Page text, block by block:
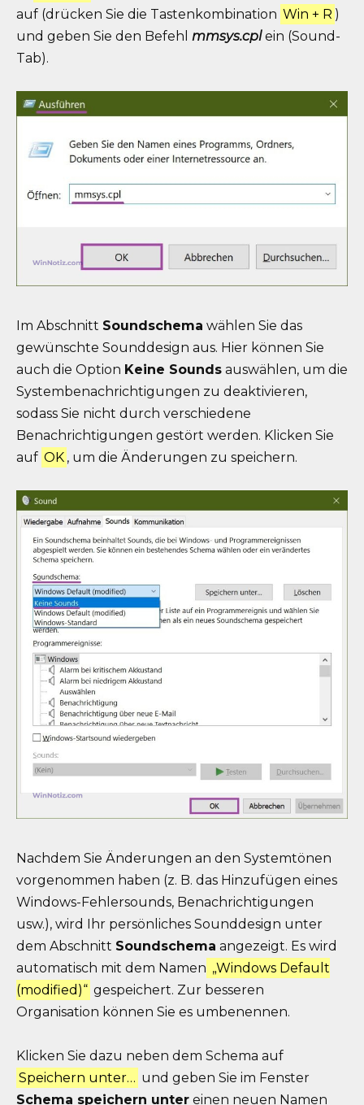
auf (drücken Sie die Tastenkombination Win + R )
und geben Sie den Befehl mmsys.cplein (Sound-
Tab).
Im Abschnitt Soundschema wählen Sie das
gewünschte Sounddesign aus. Hier können Sie
auch die Option Keine Sounds auswählen, um die
Systembenachrichtigungen zu deaktivieren,
sodass Sie nicht durch verschiedene
Benachrichtigungen gestört werden. Klicken Sie
auf OK , um die Änderungen zu speichern.
Nachdem Sie Änderungen an den Systemtönen
vorgenommen haben (z. B. das Hinzufügen eines
Windows-Fehlersounds, Benachrichtigungen
usw.), wird Ihr persönliches Sounddesign unter
dem Abschnitt Soundschema angezeigt. Es wird
automatisch mit dem Namen „Windows Default
(modified)“ gespeichert. Zur besseren
Organisation können Sie es umbenennen.
Klicken Sie dazu neben dem Schema auf
Speichern unter… und geben Sie im Fenster
Schema speichern unter einen neuen Namen